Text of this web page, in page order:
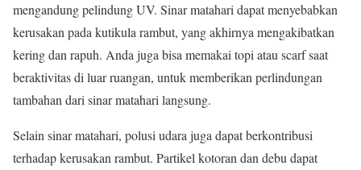
mengandung pelindung UV. Sinar matahari dapat menyebabkan
kerusakan pada kutikula rambut, yang akhirnya mengakibatkan
kering dan rapuh. Anda juga bisa memakai topi atau scarf saat
beraktivitas di luar ruangan, untuk memberikan perlindungan
tambahan dari sinar matahari langsung.
Selain sinar matahari, polusi udara juga dapat berkontribusi
terhadap kerusakan rambut. Partikel kotoran dan debu dapat